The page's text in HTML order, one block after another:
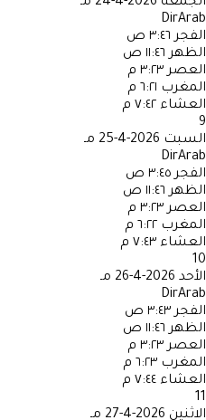
DirArab
الفجر ٣:٤٦ ص
الظهر ١١:٤٦ ص
العصر ٣:٢٣ م
المغرب ٦:٢١ م
العشاء ٧:٤٢ م
9
السبت 2026-4-25 مـ
DirArab
الفجر ٣:٤٥ ص
الظهر ١١:٤٦ ص
العصر ٣:٢٣ م
المغرب ٦:٢٢ م
العشاء ٧:٤٣ م
10
الأحد 2026-4-26 مـ
DirArab
الفجر ٣:٤٣ ص
الظهر ١١:٤٦ ص
العصر ٣:٢٣ م
المغرب ٦:٢٣ م
العشاء ٧:٤٤ م
11
الاثنين 2026-4-27 مـ